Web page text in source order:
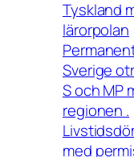
Tyskland
lärorpolan
Sverige
S och MP
regionen .
med